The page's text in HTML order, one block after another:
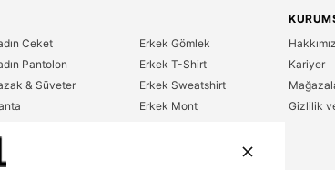
Ceket
Pantolon
& Süveter
Erkek Gömlek
Erkek T-Shirt
Erkek Sweatshirt
Erkek Mont
Kariyer
Gizlilik